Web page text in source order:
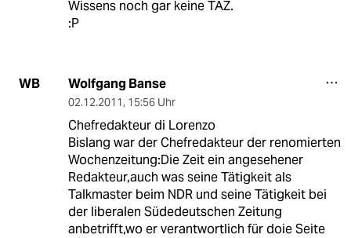
Wissens noch gar keine TAZ.
:P
WB Wolfgang Banse
02.12.2011, 15:56 Uhr
Chefredakteur di Lorenzo
Bislang war der Chefredakteur der renomierten
Wochenzeitung:Die Zeit ein angesehener
Redakteur,auch was seine Tätigkeit als
Talkmaster beim NDR und seine Tätigkeit bei
der liberalen Südedeutschen Zeitung
anbetrifft,wo er verantwortlich für doie Seite